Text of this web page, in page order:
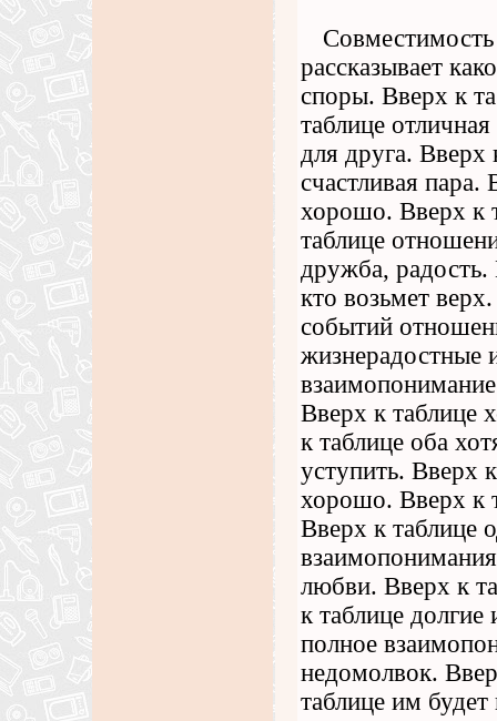
Совместимость
рассказывает
споры. Вверх к
таблице
для друга. Вверх
счастливая
хорошо. Вверх к
таблице
дружба, радость.
кто возьмет
событий
жизнерадостные
Вверх к таблице
к таблице оба
уступить. Вверх
хорошо. Вверх к
Вверх к таблице
любви. Вверх к
к таблице
полное
недомолвок.
таблице им